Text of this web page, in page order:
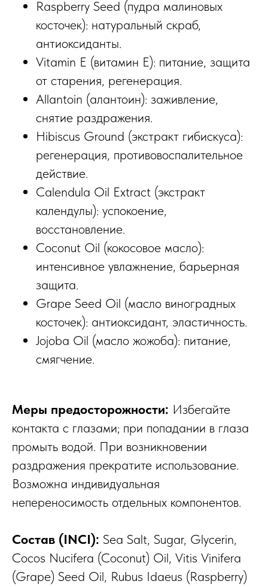
Raspberry Seed (пудра малиновых
косточек): натуральный скраб,
антиоксиданты.
Vitamin E (витамин Е): питание, защита
от старения, регенерация.
Allantoin (алантоин): заживление,
снятие раздражения.
Hibiscus Ground (экстракт гибискуса):
регенерация, противовоспалительное
действие.
Calendula Oil Extract (экстракт
календулы): успокоение,
восстановление.
Coconut Oil (кокосовое масло):
интенсивное увлажнение, барьерная
защита.
Grape Seed Oil (масло виноградных
косточек): антиоксидант, эластичность.
Jojoba Oil (масло жожоба): питание,
смягчение.
Меры предосторожности: Избегайте
контакта с глазами; при попадании в глаза
промыть водой. При возникновении
раздражения прекратите использование.
Возможна индивидуальная
непереносимость отдельных компонентов.
Состав (INCI): Sea Salt, Sugar, Glycerin,
Cocos Nucifera (Coconut) Oil, Vitis Vinifera
(Grape) Seed Oil, Rubus Idaeus (Raspberry)